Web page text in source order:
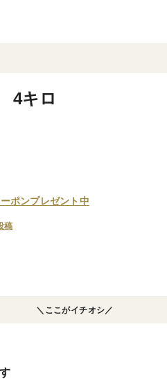
4キロ
ポンプレゼント中
稿
＼ここがイチオシ／